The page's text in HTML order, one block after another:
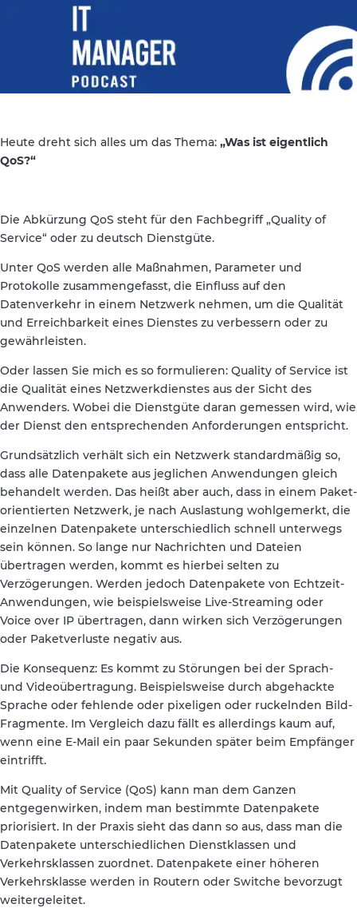
Heute dreht sich alles um das Thema: „Was ist eigentlich
QoS?“
Die Abkürzung QoS steht für den Fachbegriff „Quality of
Service“ oder zu deutsch Dienstgüte.
Unter QoS werden alle Maßnahmen, Parameter und
Protokolle zusammengefasst, die Einfluss auf den
Datenverkehr in einem Netzwerk nehmen, um die Qualität
und Erreichbarkeit eines Dienstes zu verbessern oder zu
gewährleisten.
Oder lassen Sie mich es so formulieren: Quality of Service ist
die Qualität eines Netzwerkdienstes aus der Sicht des
Anwenders. Wobei die Dienstgüte daran gemessen wird, wie
der Dienst den entsprechenden Anforderungen entspricht.
Grundsätzlich verhält sich ein Netzwerk standardmäßig so,
dass alle Datenpakete aus jeglichen Anwendungen gleich
behandelt werden. Das heißt aber auch, dass in einem Paket-
orientierten Netzwerk, je nach Auslastung wohlgemerkt, die
einzelnen Datenpakete unterschiedlich schnell unterwegs
sein können. So lange nur Nachrichten und Dateien
übertragen werden, kommt es hierbei selten zu
Verzögerungen. Werden jedoch Datenpakete von Echtzeit-
Anwendungen, wie beispielsweise Live-Streaming oder
Voice over IP übertragen, dann wirken sich Verzögerungen
oder Paketverluste negativ aus.
Die Konsequenz: Es kommt zu Störungen bei der Sprach-
und Videoübertragung. Beispielsweise durch abgehackte
Sprache oder fehlende oder pixeligen oder ruckelnden Bild-
Fragmente. Im Vergleich dazu fällt es allerdings kaum auf,
wenn eine E-Mail ein paar Sekunden später beim Empfänger
eintrifft.
Mit Quality of Service (QoS) kann man dem Ganzen
entgegenwirken, indem man bestimmte Datenpakete
priorisiert. In der Praxis sieht das dann so aus, dass man die
Datenpakete unterschiedlichen Dienstklassen und
Verkehrsklassen zuordnet. Datenpakete einer höheren
Verkehrsklasse werden in Routern oder Switche bevorzugt
weitergeleitet.